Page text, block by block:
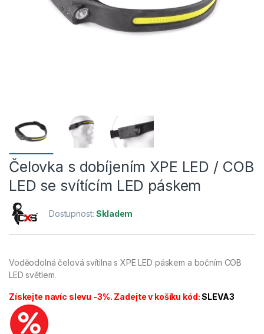
Čelovka s dobíjením XPE LED / COB
LED se svítícím LED páskem
Dostupnost:Skladem
Voděodolná čelová svítilna s XPE LED páskem a bočním COB
LED světlem.
Získejte navíc slevu -3%. Zadejte v košíku kód:SLEVA3